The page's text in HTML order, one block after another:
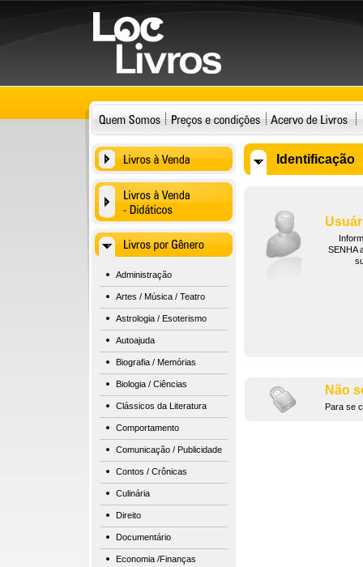
Administração
Artes / Música / Teatro
Astrologia / Esoterismo
Autoajuda
Biografia / Memórias
Biologia / Ciências
Clássicos da Literatura
Comportamento
Comunicação / Publicidade
Contos / Crônicas
Culinária
Direito
Documentário
Economia /Finanças
Identificação
SENHA
Não
Para se